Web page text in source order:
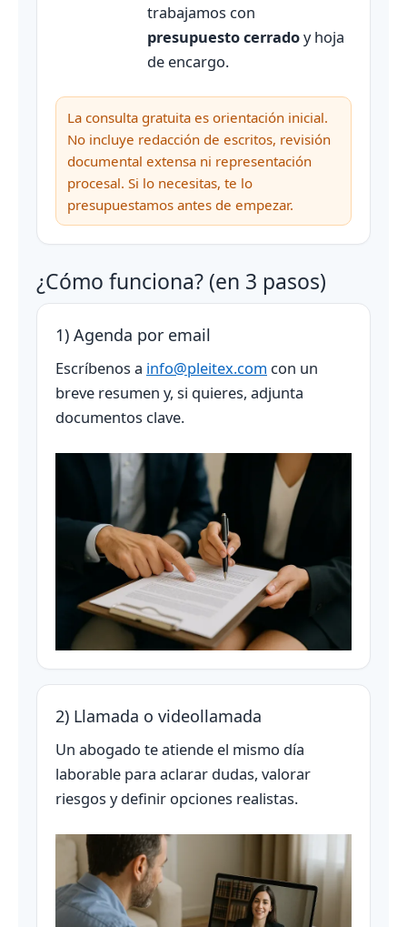
trabajamos con
presupuesto cerradoy hoja
de encargo.
La consulta gratuita es orientación inicial.
No incluye redacción de escritos, revisión
documental extensa ni representación
procesal. Si lo necesitas, te lo
presupuestamos antes de empezar.
¿Cómo funciona? (en 3 pasos)
1) Agenda por email
Escríbenos a info@pleitex.com con un
breve resumen y, si quieres, adjunta
documentos clave.
2) Llamada o videollamada
Un abogado te atiende el mismo día
laborable para aclarar dudas, valorar
riesgos y definir opciones realistas.